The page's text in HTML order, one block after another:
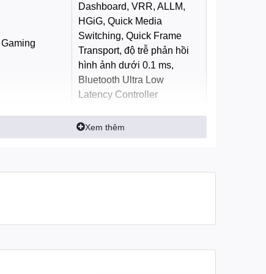
Gaming
Dashboard, VRR, ALLM,
HGiG, Quick Media
Switching, Quick Frame
Transport, độ trễ phản hồi
hình ảnh dưới 0.1 ms,
Bluetooth Ultra Low
Latency Controller
Công nghệ âm thanh
AI Sound
Xem thêm